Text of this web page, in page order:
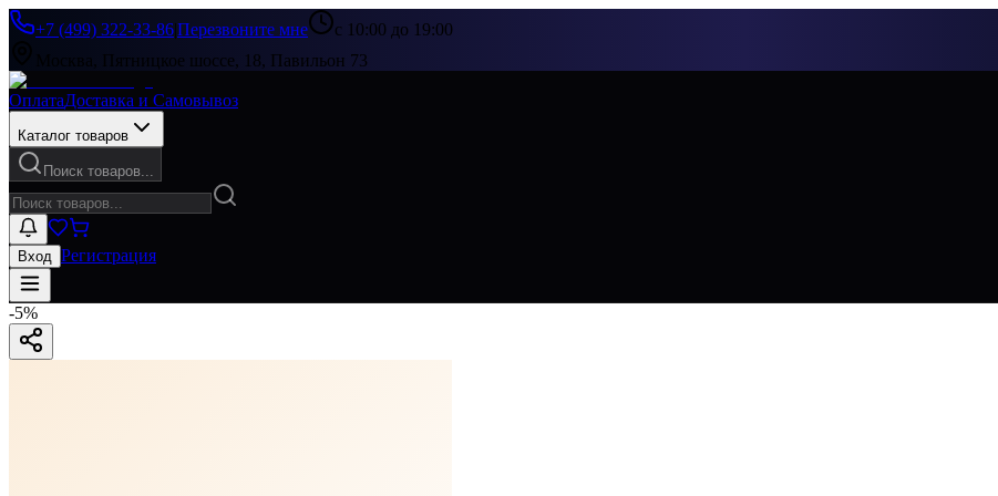
+7 (499) 322-33-86|Перезвоните мне
с 10:00 до 19:00
Москва, Пятницкое шоссе, 18, Павильон 73
ОплатаДоставка и Самовывоз
Каталог товаров
Поиск товаров...
Вход Регистрация
-5%